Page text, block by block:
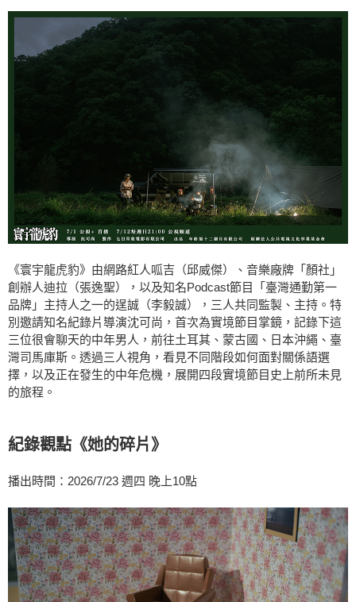
《寰宇龍虎豹》由網路紅人呱吉（邱威傑）、音樂廠牌「顏社」
創辦人迪拉（張逸聖），以及知名Podcast節目「臺灣通勤第一
品牌」主持人之一的逞誠（李毅誠），三人共同監製、主持。特
別邀請知名紀錄片導演沈可尚，首次為實境節目掌鏡，記錄下這
三位很會聊天的中年男人，前往土耳其、蒙古國、日本沖繩、臺
灣司馬庫斯。透過三人視角，看見不同階段如何面對關係語選
擇，以及正在發生的中年危機，展開四段實境節目史上前所未見
的旅程。
紀錄觀點《她的碎片》
播出時間：2026/7/23 週四 晚上10點